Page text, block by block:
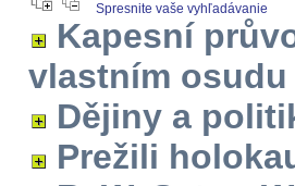
Spresnite vaše vyhľadávanie
Kapesní
vlastním osudu
Dějiny a
Prežili